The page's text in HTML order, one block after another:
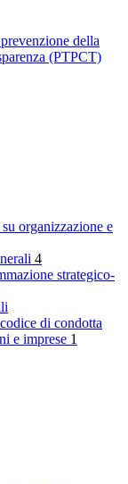
della
(PTPCT)
organizzazione e
4
strategico-
di condotta
e imprese 1